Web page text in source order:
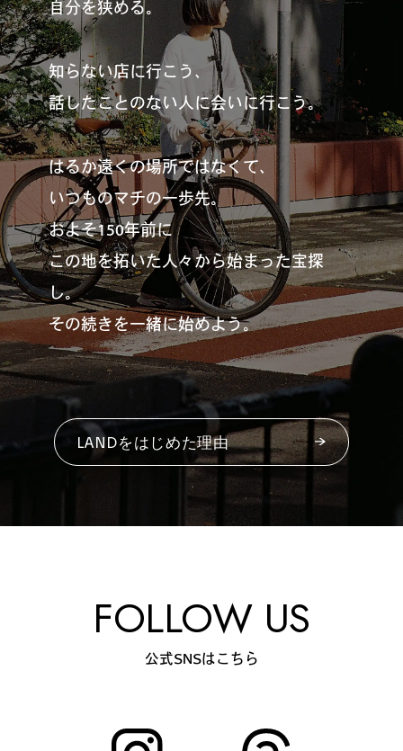
# 札幌カレー探訪
#狸の一歩
#この車と暮らす理由
#日帰り遠足
#プレゼントフォー・ユー
# 昼飲み・春飲み
#今月のアートな時間割
自分を狭める。
知らない店に行こう、
話したことのない人に会いに行こう。
はるか遠くの場所ではなくて、
いつものマチの一歩先。
およそ150年前に
この地を拓いた人々から始まった宝探
し。
その続きを一緒に始めよう。
LANDをはじめた理由
FOLLOW US
公式SNSはこちら